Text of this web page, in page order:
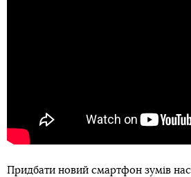
Придбати новий смартфон зумів